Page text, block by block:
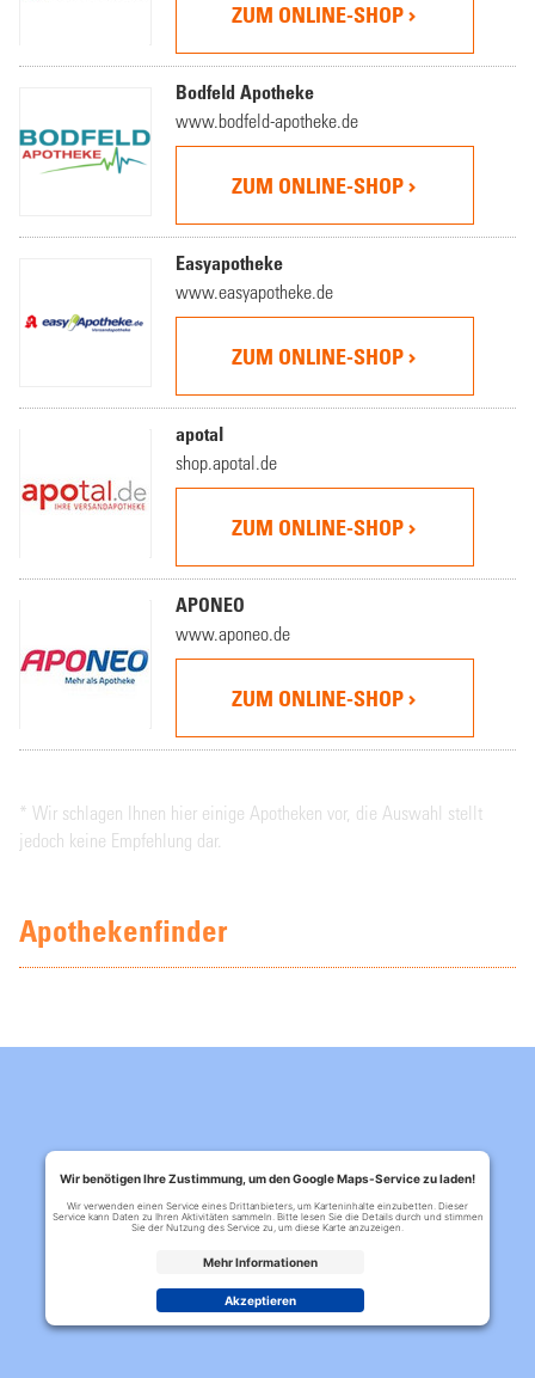
ZUM ONLINE-SHOP
Bodfeld Apotheke
www.bodfeld-apotheke.de
ZUM ONLINE-SHOP
Easyapotheke
www.easyapotheke.de
ZUM ONLINE-SHOP
apotal
shop.apotal.de
ZUM ONLINE-SHOP
APONEO
www.aponeo.de
ZUM ONLINE-SHOP
* Wir schlagen Ihnen hier einige Apotheken vor, die Auswahl stellt
jedoch keine Empfehlung dar.
Apothekenfinder
Wir benötigen Ihre Zustimmung, um den Google Maps-Service zu laden!
Wir verwenden einen Service eines Drittanbieters, um Karteninhalte einzubetten. Dieser
Service kann Daten zu Ihren Aktivitäten sammeln. Bitte lesen Sie die Details durch und stimmen
Sie der Nutzung des Service zu, um diese Karte anzuzeigen.
Mehr Informationen
Akzeptieren